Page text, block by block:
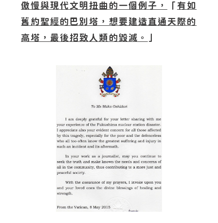
傲慢與現代文明扭曲的一個例子，
「 有如
舊約聖經的巴別塔，想要建造直通天際的
高塔，最後招致人類的毀滅。